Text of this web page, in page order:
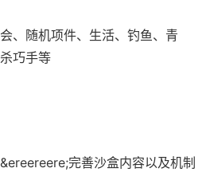
、随机项件、生活、钓鱼、青
巧手等
完善沙盒内容以及机制